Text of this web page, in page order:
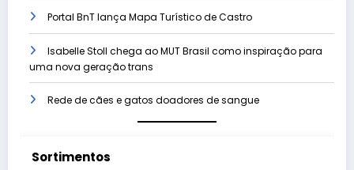
Portal BnT lança Mapa Turístico de Castro
Isabelle Stoll chega ao MUT Brasil como inspiração para
uma nova geração trans
Rede de cães e gatos doadores de sangue
Sortimentos